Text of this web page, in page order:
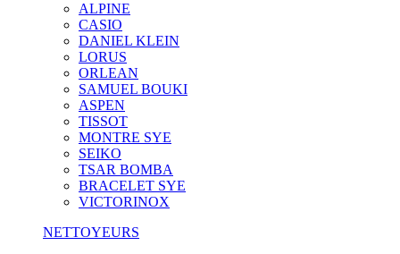
ALPINE
CASIO
DANIEL KLEIN
LORUS
ORLEAN
SAMUEL BOUKI
ASPEN
TISSOT
MONTRE SYE
SEIKO
TSAR BOMBA
BRACELET SYE
VICTORINOX
NETTOYEURS